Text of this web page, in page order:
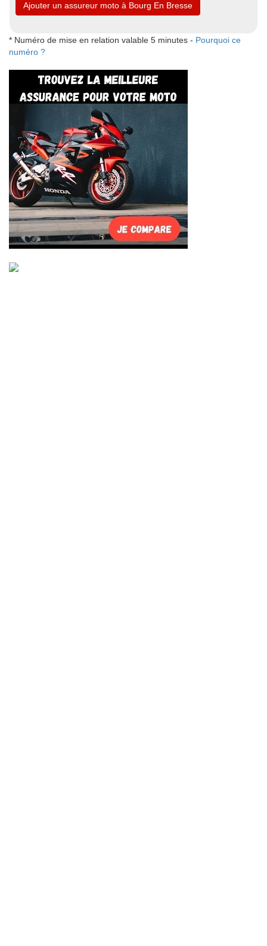
Ajouter un assureur moto à Bourg En Bresse
* Numéro de mise en relation valable 5 minutes - Pourquoi ce
numéro ?